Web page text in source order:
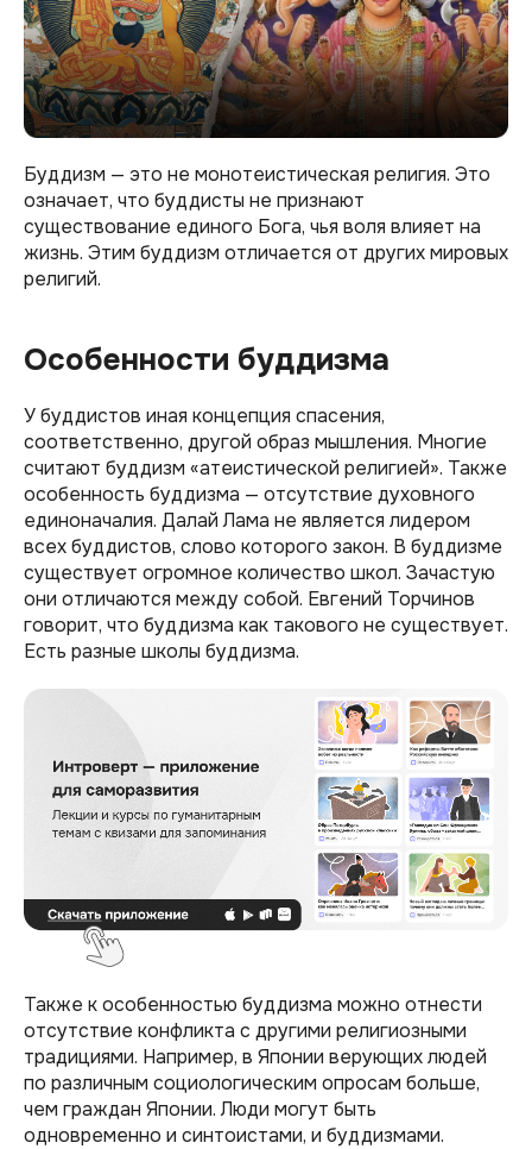
Буддизм — это не монотеистическая религия. Это
означает, что буддисты не признают
существование единого Бога, чья воля влияет на
жизнь. Этим буддизм отличается от других мировых
религий.
Особенности буддизма
У буддистов иная концепция спасения,
соответственно, другой образ мышления. Многие
считают буддизм «атеистической религией». Также
особенность буддизма — отсутствие духовного
единоначалия. Далай Лама не является лидером
всех буддистов, слово которого закон. В буддизме
существует огромное количество школ. Зачастую
они отличаются между собой. Евгений Торчинов
говорит, что буддизма как такового не существует.
Есть разные школы буддизма.
Также к особенностью буддизма можно отнести
отсутствие конфликта с другими религиозными
традициями. Например, в Японии верующих людей
по различным социологическим опросам больше,
чем граждан Японии. Люди могут быть
одновременно и синтоистами, и буддизмами.